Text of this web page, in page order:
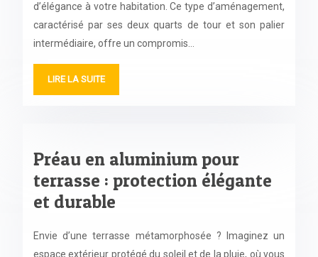
d’élégance à votre habitation. Ce type d’aménagement,
caractérisé par ses deux quarts de tour et son palier
intermédiaire, offre un compromis…
LIRE LA SUITE
Préau en aluminium pour
terrasse : protection élégante
et durable
Envie d’une terrasse métamorphosée ? Imaginez un
espace extérieur protégé du soleil et de la pluie, où vous